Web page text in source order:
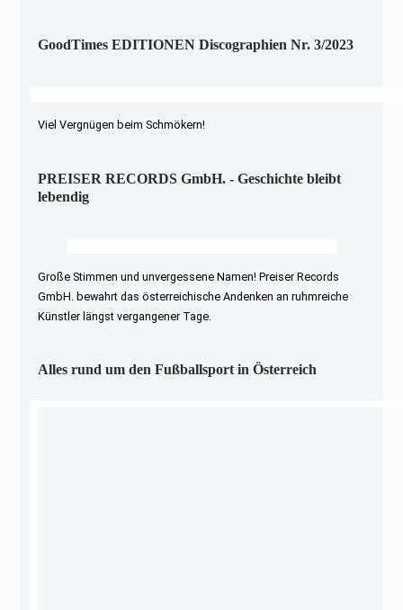
GoodTimes EDITIONEN Discographien Nr. 3/2023
Viel Vergnügen beim Schmökern!
PREISER RECORDS GmbH. - Geschichte bleibt
lebendig
Große Stimmen und unvergessene Namen! Preiser Records
GmbH. bewahrt das österreichische Andenken an ruhmreiche
Künstler längst vergangener Tage.
Alles rund um den Fußballsport in Österreich